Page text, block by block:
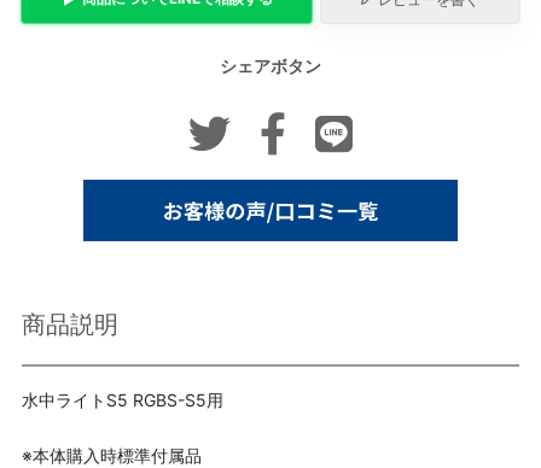
シェアボタン
商品説明
水中ライトS5 RGBS-S5用
※本体購入時標準付属品